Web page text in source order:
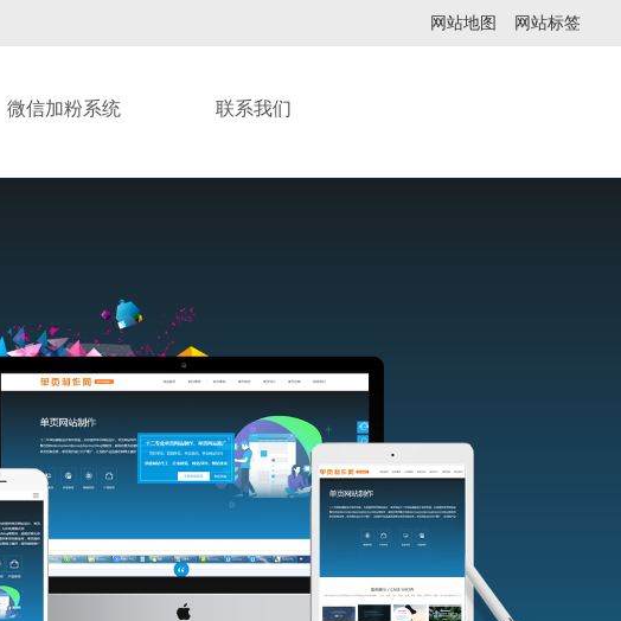
网站地图 网站标签
微信加粉系统 联系我们